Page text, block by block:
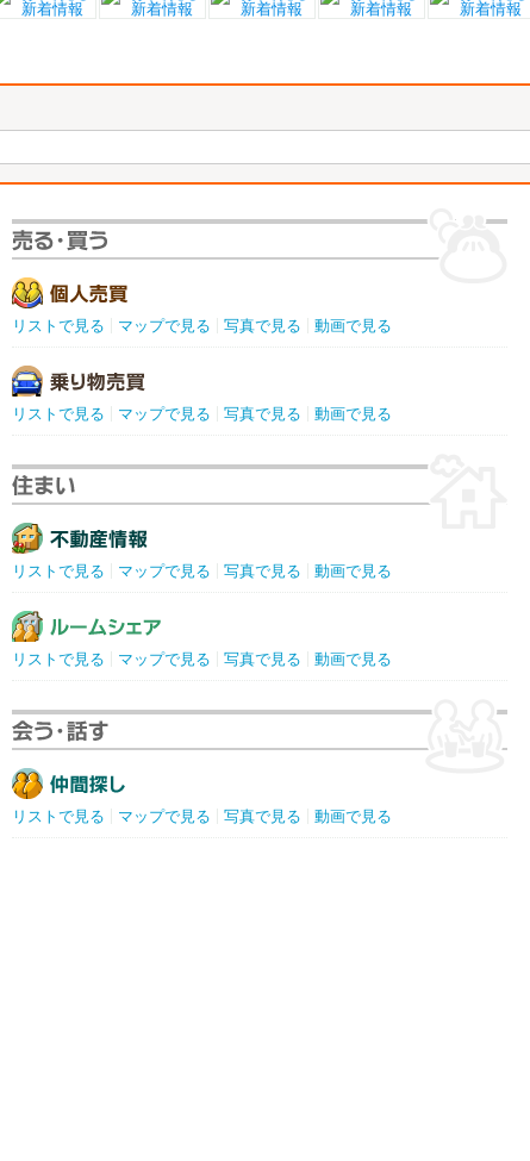
リストで見る マップで見る 写真で見る 動画で見る
リストで見る マップで見る 写真で見る 動画で見る
リストで見る マップで見る 写真で見る 動画で見る
リストで見る マップで見る 写真で見る 動画で見る
リストで見る マップで見る 写真で見る 動画で見る